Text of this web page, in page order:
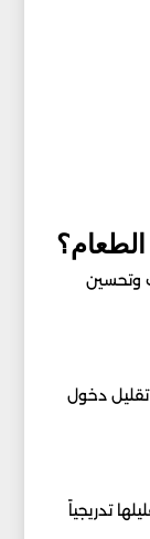
الطعام؟
وتحسين
دخول
تدريجياً